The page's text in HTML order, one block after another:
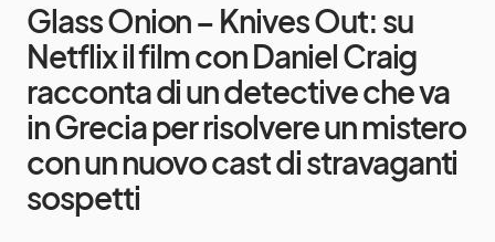
Glass Onion – Knives Out: su
Netflix il film con Daniel Craig
racconta di un detective che va
in Grecia per risolvere un mistero
con un nuovo cast di stravaganti
sospetti